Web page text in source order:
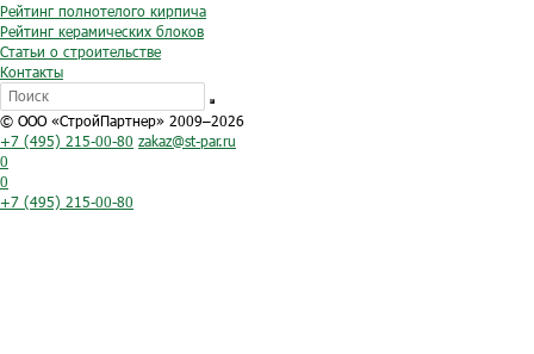
Рейтинг полнотелого кирпича
Рейтинг керамических блоков
Статьи о строительстве
Контакты
© ООО «СтройПартнер» 2009–2026
+7 (495) 215-00-80 zakaz@st-par.ru
0
0
+7 (495) 215-00-80